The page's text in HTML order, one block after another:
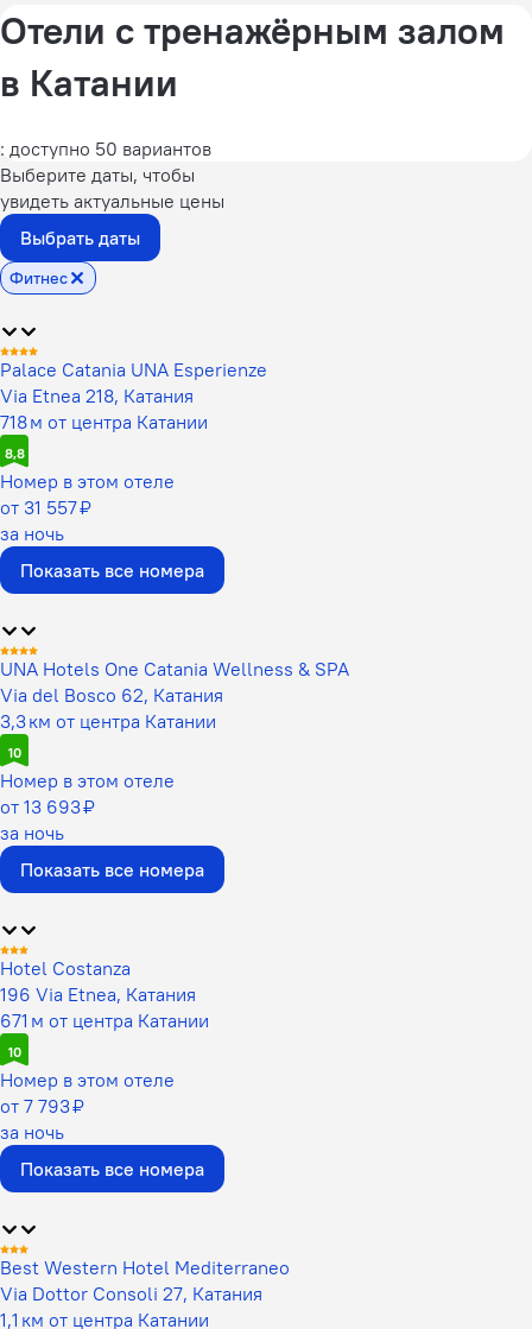
Отели с тренажёрным залом
в Катании
: доступно 50 вариантов
Выберите даты, чтобы
увидеть актуальные цены
Выбрать даты
Фитнес
Palace Catania UNA Esperienze
Via Etnea 218, Катания
718 м от центра Катании
8,8
Номер в этом отеле
от 31 557 ₽
за ночь
Показать все номера
UNA Hotels One Catania Wellness & SPA
Via del Bosco 62, Катания
3,3 км от центра Катании
10
Номер в этом отеле
от 13 693 ₽
за ночь
Показать все номера
Hotel Costanza
196 Via Etnea, Катания
671 м от центра Катании
10
Номер в этом отеле
от 7 793 ₽
за ночь
Показать все номера
Best Western Hotel Mediterraneo
Via Dottor Consoli 27, Катания
1,1 км от центра Катании